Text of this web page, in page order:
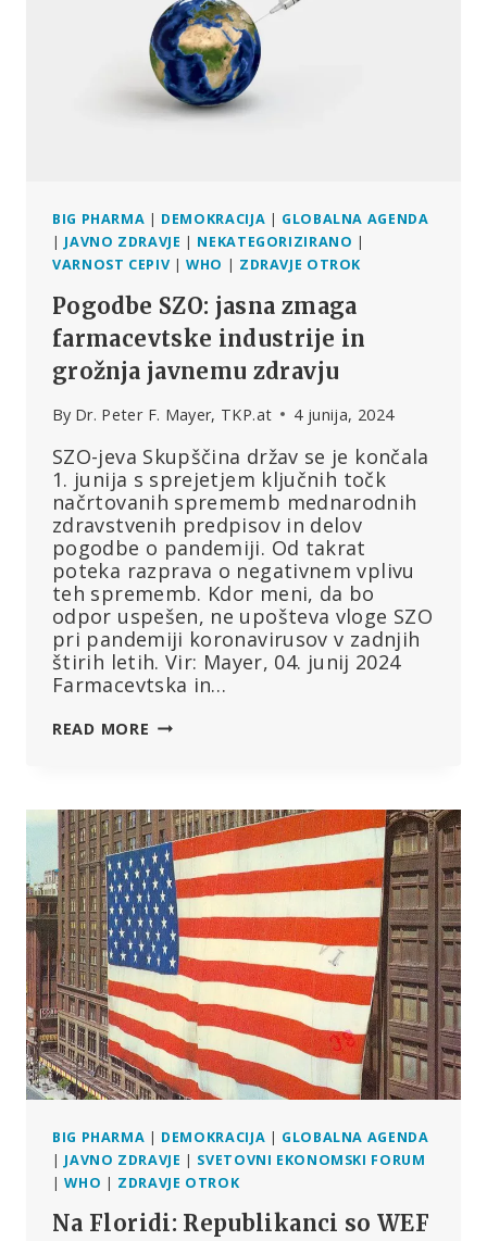
BIG PHARMA | DEMOKRACIJA | GLOBALNA AGENDA
| JAVNO ZDRAVJE | NEKATEGORIZIRANO |
VARNOST CEPIV |WHO | ZDRAVJE OTROK
Pogodbe SZO: jasna zmaga
farmacevtske industrije in
grožnja javnemu zdravju
By Dr. Peter F. Mayer, TKP.at 4 junija, 2024
SZO-jeva Skupščina držav se je končala
1. junija s sprejetjem ključnih točk
načrtovanih sprememb mednarodnih
zdravstvenih predpisov in delov
pogodbe o pandemiji. Od takrat
poteka razprava o negativnem vplivu
teh sprememb. Kdor meni, da bo
odpor uspešen, ne upošteva vloge SZO
pri pandemiji koronavirusov v zadnjih
štirih letih. Vir: Mayer, 04. junij 2024
Farmacevtska in…
READ MORE POGODBE
FARMACEVTSKE
INDUSTRIJE
IN
GROŽNJA
JAVNEMU
ZDRAVJU
BIG PHARMA | DEMOKRACIJA | GLOBALNA AGENDA
| JAVNO ZDRAVJE | SVETOVNI EKONOMSKI FORUM
|WHO | ZDRAVJE OTROK
Na Floridi: Republikanci so WEF